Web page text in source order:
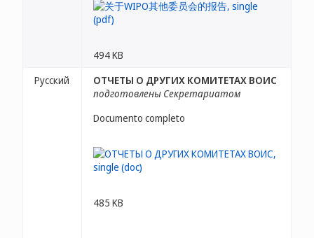
494 KB
Русский
ОТЧЕТЫ О ДРУГИХ КОМИТЕТАХ ВОИС
подготовлены Секретариатом
Documento completo
485 KB